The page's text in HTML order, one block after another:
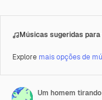
Músicas sugeridas
Explore mais opções de
Um homem